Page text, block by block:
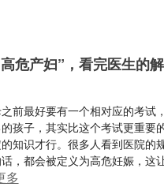
危产妇”，看完医生的
前最好要有一个相对应的考试
孩子，其实比这个考试更重要
知识才行。很多人看到医院的
，都会被定义为高危妊娠，这